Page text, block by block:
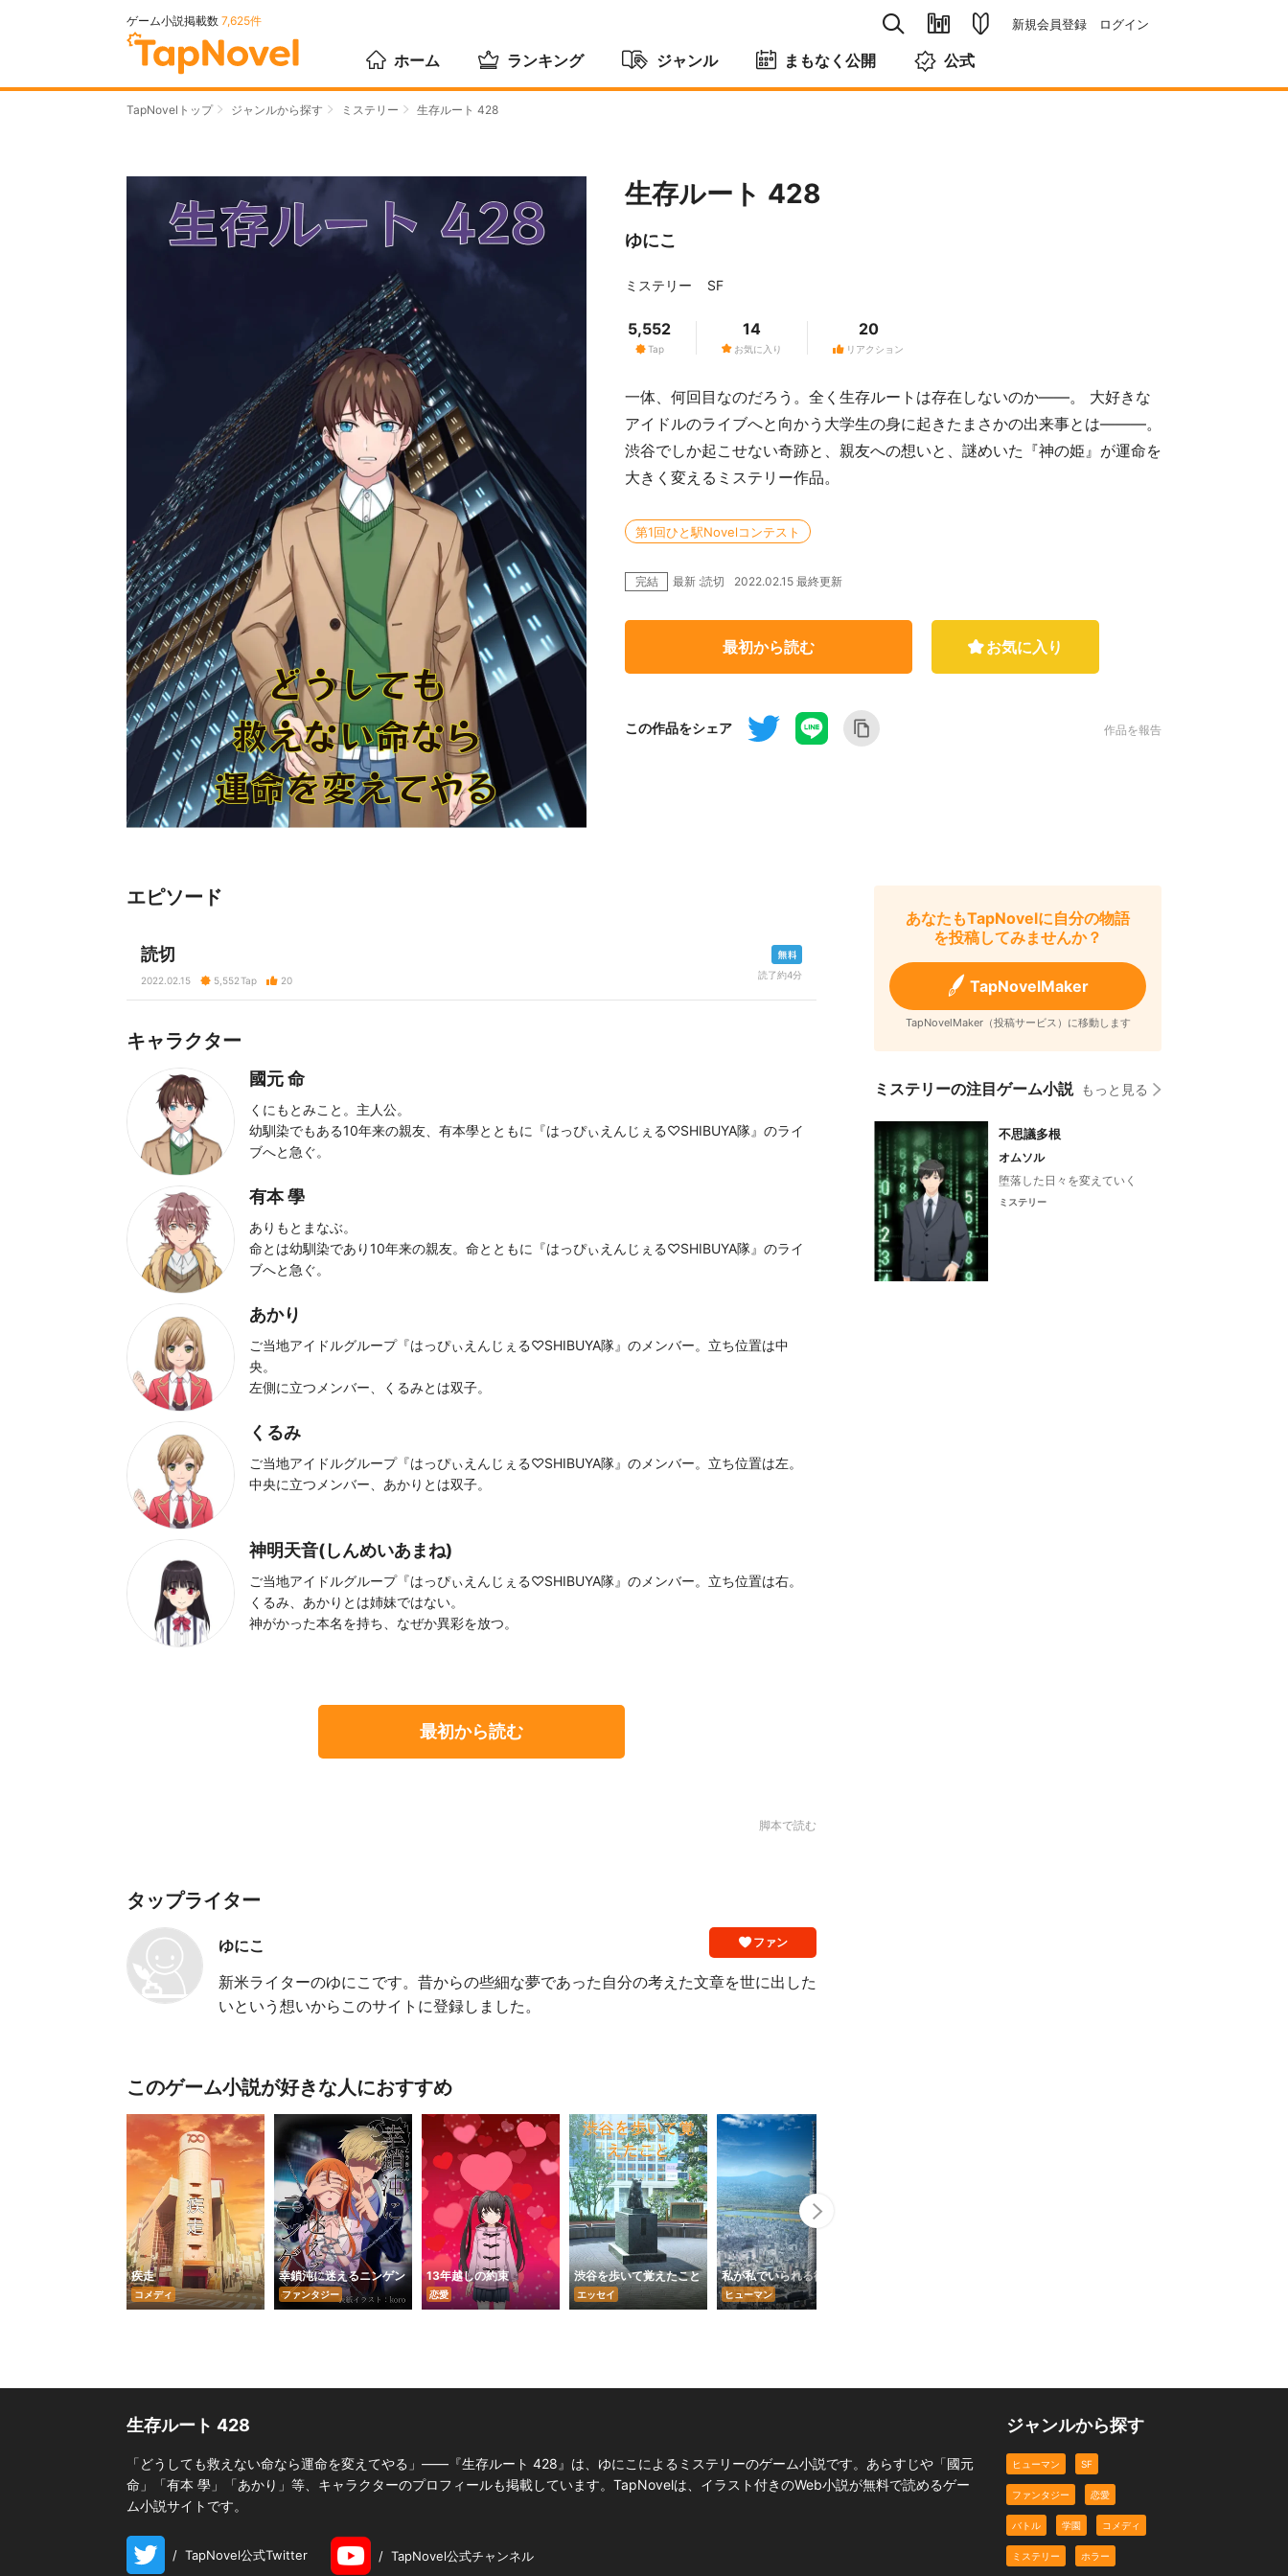
ゲーム小説掲載数 7,625件 新規会員登録 ログイン
ホーム ランキング ジャンル まもなく公開 公式
TapNovelトップ ジャンルから探す ミステリー 生存ルート 428
生存ルート 428
ゆにこ
ミステリー SF
Tap
5,552
お気に入り
14
リアクション
20
一体、何回目なのだろう。全く生存ルートは存在しないのか――。 大好きな
アイドルのライブへと向かう大学生の身に起きたまさかの出来事とは―――。
渋谷でしか起こせない奇跡と、親友への想いと、謎めいた『神の姫』が運命を
大きく変えるミステリー作品。
第1回ひと駅Novelコンテスト
完結 最新 :読切 2022.02.15 最終更新
最初から読む お気に入り
この作品をシェア 作品を報告
エピソード
読切
2022.02.15 5,552Tap 20
読了約4分
キャラクター
國元 命
くにもとみこと。主人公。
幼馴染でもある10年来の親友、有本學とともに『はっぴぃえんじぇる♡SHIBUYA隊』のライ
ブへと急ぐ。
有本 學
ありもとまなぶ。
命とは幼馴染であり10年来の親友。命とともに『はっぴぃえんじぇる♡SHIBUYA隊』のライ
ブへと急ぐ。
あかり
ご当地アイドルグループ『はっぴぃえんじぇる♡SHIBUYA隊』のメンバー。立ち位置は中
央。
左側に立つメンバー、くるみとは双子。
くるみ
ご当地アイドルグループ『はっぴぃえんじぇる♡SHIBUYA隊』のメンバー。立ち位置は左。
中央に立つメンバー、あかりとは双子。
神明天音(しんめいあまね)
ご当地アイドルグループ『はっぴぃえんじぇる♡SHIBUYA隊』のメンバー。立ち位置は右。
くるみ、あかりとは姉妹ではない。
神がかった本名を持ち、なぜか異彩を放つ。
最初から読む
脚本で読む
タップライター
ファン
ゆにこ
新米ライターのゆにこです。昔からの些細な夢であった自分の考えた文章を世に出した
いという想いからこのサイトに登録しました。
このゲーム小説が好きな人におすすめ
疾走
コメディ
幸鎖沌に迷えるニンゲン
ファンタジー
13年越しの約束
恋愛
渋谷を歩いて覚えたこと
エッセイ
私が私でいられる街
ヒューマン
あなたもTapNovelに自分の物語
を投稿してみませんか？
TapNovelMaker
TapNovelMaker（投稿サービス）に移動します
ミステリーの注目ゲーム小説 もっと見る
不思議多根
オムソル
堕落した日々を変えていく
ミステリー
生存ルート 428
「どうしても救えない命なら運命を変えてやる」――『生存ルート 428』は、ゆにこによるミステリーのゲーム小説です。あらすじや「國元
命」「有本 學」「あかり」等、キャラクターのプロフィールも掲載しています。TapNovelは、イラスト付きのWeb小説が無料で読めるゲー
ム小説サイトです。
/ TapNovel公式Twitter / TapNovel公式チャンネル
ジャンルから探す
ヒューマン SF
ファンタジー 恋愛
バトル 学園 コメディ
ミステリー ホラー